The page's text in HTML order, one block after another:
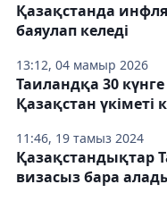
13:12, 04 мамыр 2026
Қазақстанда
баяулап келеді
11:46, 19 тамыз 2024
Таиландқа 30
Қазақстан үкіметі
Қазақстандықтар
визасыз бара